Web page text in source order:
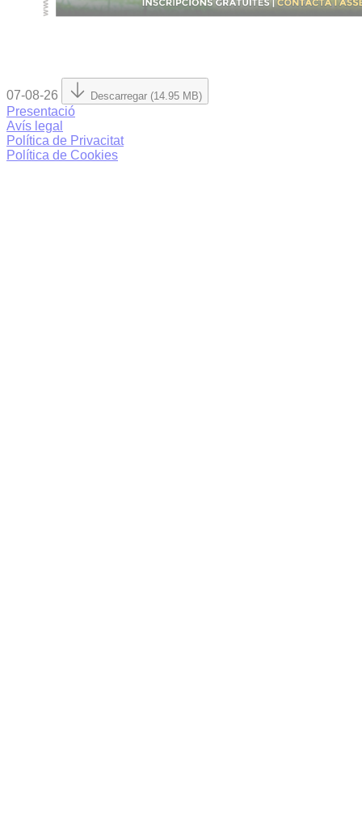
07-08-26 Descarregar (14.95 MB)
Presentació
Avís legal
Política de Privacitat
Política de Cookies